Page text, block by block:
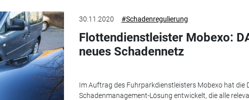
30.11.2020 #Schadenregulierung
Flottendienstleister Mobexo:
neues Schadennetz
Im Auftrag des Fuhrparkdienstleisters Mobexo hat die
Schadenmanagement-Lösung entwickelt, die alle